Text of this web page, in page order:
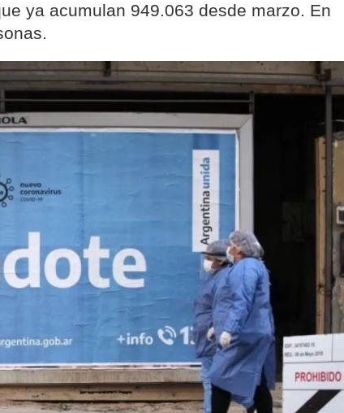
ya acumulan 949.063 desde marzo. En